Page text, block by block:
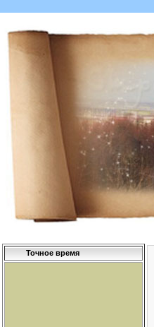
Точное время